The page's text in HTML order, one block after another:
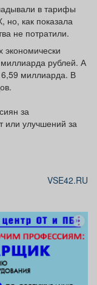
в тарифы
как показала
не потратили.
рублей. А
миллиарда. В
за
или улучшений за
VSE42.RU